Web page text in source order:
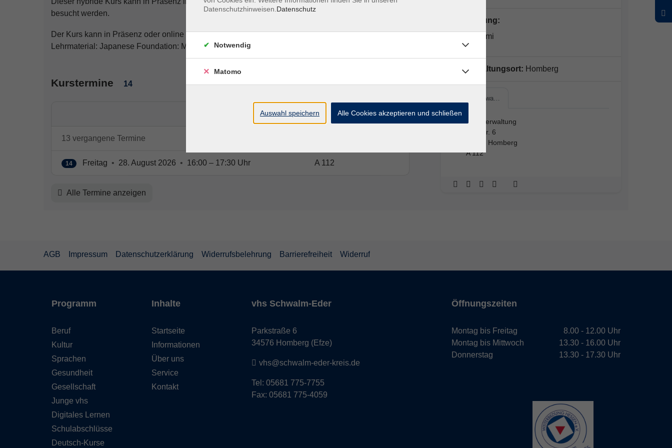
besucht werden.
Der Kurs kann in Präsenz oder online besucht werden
Lehrmaterial: Japanese Foundation: Marugoto, grammer book
Kurstermine 14
Ort / Raum
13 vergangene Termine
14 Freitag • 28. August 2026 • 16:00 – 17:30 Uhr A 112
Alle Termine anzeigen
Kursleitung:
Akiko Izumi
Veranstaltungsort: Homberg
Kreisverwa…
Kreisverwaltung
Parkstr. 6
34576 Homberg
A 112
AGB Impressum Datenschutzerklärung Widerrufsbelehrung Barrierefreiheit Widerruf
Programm
Beruf
Kultur
Sprachen
Gesundheit
Gesellschaft
Junge vhs
Digitales Lernen
Schulabschlüsse
Deutsch-Kurse
Inhalte
Startseite
Informationen
Über uns
Service
Kontakt
vhs Schwalm-Eder
Parkstraße 6
34576 Homberg (Efze)
vhs@schwalm-eder-kreis.de
Tel: 05681 775-7755
Fax: 05681 775-4059
Öffnungszeiten
Montag bis Freitag
Montag bis Mittwoch
Donnerstag
8.00 - 12.00 Uhr
13.30 - 16.00 Uhr
13.30 - 17.30 Uhr
Datenschutzhinweisen. Datenschutz
Notwendig
Matomo
Auswahl speichern Alle Cookies akzeptieren und schließen